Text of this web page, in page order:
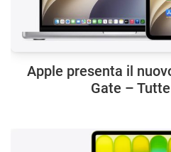
Apple presenta il
Gate –